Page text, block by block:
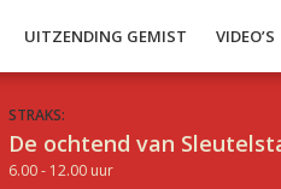
UITZENDING GEMIST VIDEO’S
STRAKS:
De ochtend van
6.00 - 12.00 uur